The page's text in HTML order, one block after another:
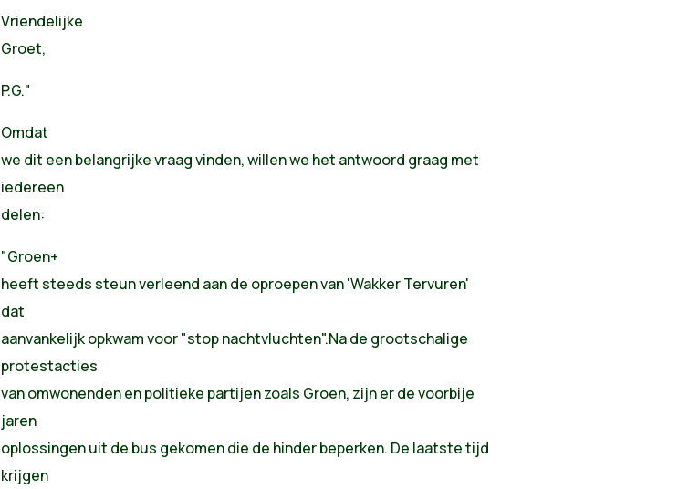
Vriendelijke
Groet,
P.G."
Omdat
we dit een belangrijke vraag vinden, willen we het antwoord graag met
iedereen
delen:
"Groen+
heeft steeds steun verleend aan de oproepen van 'Wakker Tervuren'
dat
aanvankelijk opkwam voor "stop nachtvluchten".Na de grootschalige
protestacties
van omwonenden en politieke partijen zoals Groen, zijn er de voorbije
jaren
oplossingen uit de bus gekomen die de hinder beperken. De laatste tijd
krijgen